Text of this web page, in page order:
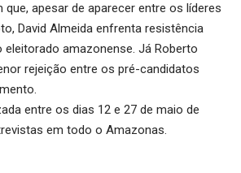
que, apesar de aparecer entre os líderes
David Almeida enfrenta resistência
eleitorado amazonense. Já Roberto
rejeição entre os pré-candidatos
entre os dias 12 e 27 de maio de
em todo o Amazonas.